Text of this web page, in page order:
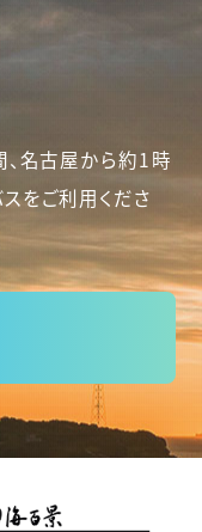
名古屋から約1時
をご利用くださ